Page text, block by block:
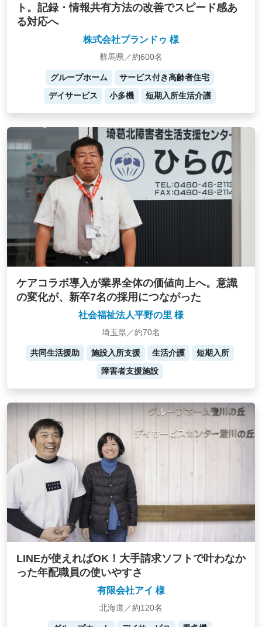
ト。記録・情報共有方法の改善でスピード感あ
る対応へ
株式会社プランドゥ 様
群馬県／約600名
グループホーム
サービス付き高齢者住宅
デイサービス
小多機 短期入所生活介護
ケアコラボ導入が業界全体の価値向上へ。意識
の変化が、新卒7名の採用につながった
社会福祉法人平野の里 様
埼玉県／約70名
共同生活援助 施設入所支援 生活介護
短期入所
障害者支援施設
LINEが使えればOK！大手請求ソフトで叶わなか
った年配職員の使いやすさ
有限会社アイ 様
北海道／約120名